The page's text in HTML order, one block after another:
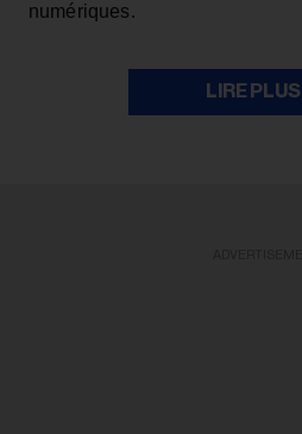
numériques.
LIRE PLUS